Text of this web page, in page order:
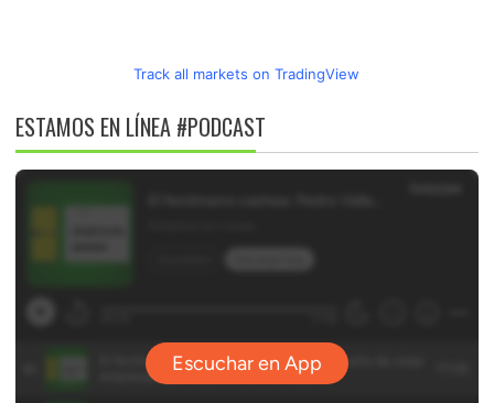
Track all markets on TradingView
ESTAMOS EN LÍNEA #PODCAST